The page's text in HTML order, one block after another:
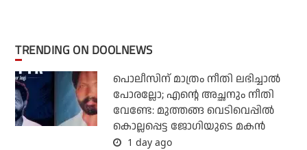
TRENDING ON DOOLNEWS
പൊലീസിന് മാത്രം നീതി ലഭിച്ചാല്‍
പോരല്ലോ; എന്റെ അച്ഛനും നീതി
വേണ്ടേ: മുത്തങ്ങ വെടിവെപ്പില്‍
കൊല്ലപ്പെട്ട ജോഗിയുടെ മകന്‍
1 day ago